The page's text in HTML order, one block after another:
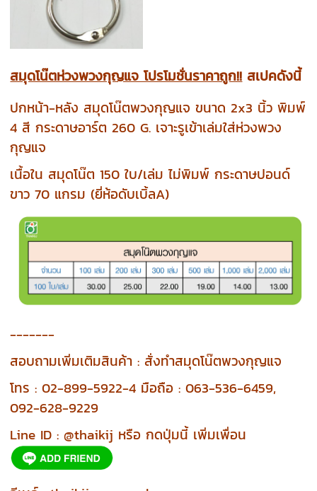
สมุดโน๊ตห่วงพวงกุญแจ โปรโมชั่นราคาถูก!! สเปคดังนี้
ปกหน้า-หลัง สมุดโน๊ตพวงกุญแจ ขนาด 2x3 นิ้ว พิมพ์
4 สี กระดาษอาร์ต 260 G. เจาะรูเข้าเล่มใส่ห่วงพวง
กุญแจ
เนื้อใน สมุดโน๊ต 150 ใบ/เล่ม ไม่พิมพ์ กระดาษปอนด์
ขาว 70 แกรม (ยี่ห้อดับเบิ้ลA)
-------
สอบถามเพิ่มเติมสินค้า : สั่งทำสมุดโน๊ตพวงกุญแจ
โทร : 02-899-5922-4 มือถือ : 063-536-6459,
092-628-9229
Line ID : @thaikij หรือ กดปุ่มนี้ เพิ่มเพื่อน